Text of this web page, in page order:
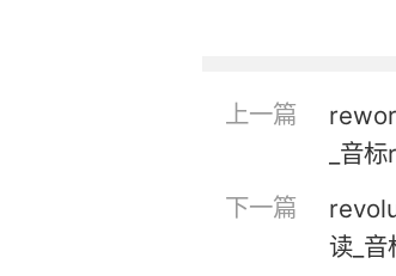
neat if the
我总觉得如果
剧 这样还挺好
上一篇
_音
下一篇
读_音